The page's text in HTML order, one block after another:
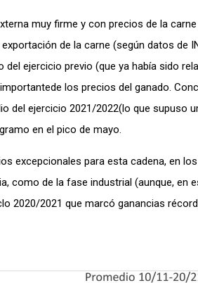
muy firme y con precios de la
de la carne (según datos de
ejercicio previo (que ya había sido
los precios del ganado.
del ejercicio 2021/2022(lo que supuso
en el pico de mayo.
excepcionales para esta cadena, en
como de la fase industrial (aunque,
2020/2021 que marcó ganancias